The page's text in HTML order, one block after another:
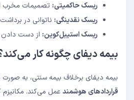
ریسک حاکمیتی: تصمیمات مخرب
ریسک نقدینگی: ناتوانی در
ریسک استیبل‌کوین: از دست
بیمه دیفای چگونه کار
بیمه دیفای برخلاف بیمه سنتی، به صورت
قراردادهای هوشمندعمل می‌کند.